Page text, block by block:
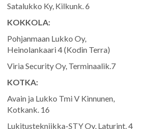
Satalukko Ky, Kilkunk. 6
KOKKOLA:
Pohjanmaan Lukko Oy,
Heinolankaari 4 (Kodin Terra)
Viria Security Oy, Terminaalik.7
KOTKA:
Avain ja Lukko Tmi V Kinnunen,
Kotkank. 16
Lukitustekniikka-STY Oy, Laturint. 4